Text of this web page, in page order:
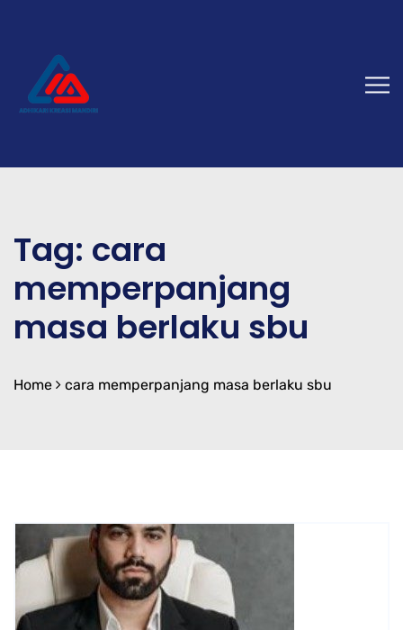
Tag: cara
memperpanjang
masa berlaku sbu
Home cara memperpanjang masa berlaku sbu